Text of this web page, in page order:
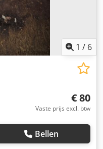
1 / 6
€ 80
Vaste prijs excl. btw
Bellen